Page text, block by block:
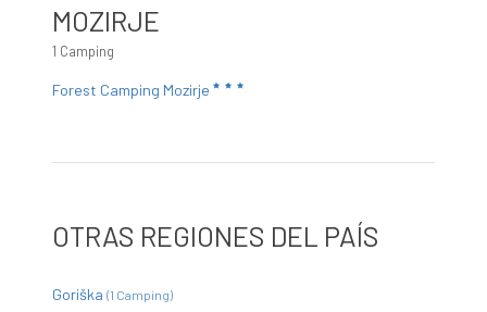
MOZIRJE
1 Camping
Forest Camping Mozirje
OTRAS REGIONES DEL PAÍS
Goriška (1 Camping)